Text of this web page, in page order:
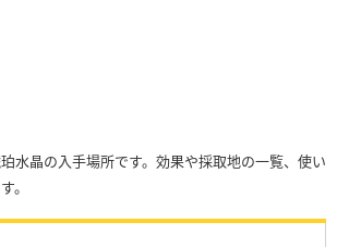
水晶の入手場所です。効果や採取地の一覧、使い
。